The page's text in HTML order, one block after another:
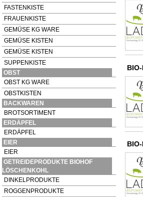
FASTENKISTE
FRAUENKISTE
GEMÜSE KG WARE
GEMÜSE KISTEN
GEMÜSE KISTEN
SUPPENKISTE
OBST
OBST KG WARE
OBSTKISTEN
BACKWAREN
BROTSORTIMENT
ERDÄPFEL
ERDÄPFEL
EIER
EIER
GETREIDEPRODUKTE BIOHOF
LÖSCHENKOHL
DINKELPRODUKTE
ROGGENPRODUKTE